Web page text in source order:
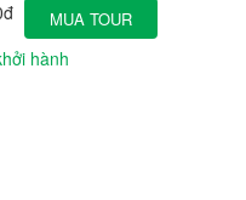
MUA TOUR
hành